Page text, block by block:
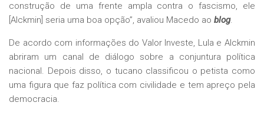
construção de uma frente ampla contra o fascismo, ele
[Alckmin] seria uma boa opção”, avaliou Macedo ao blog.
De acordo com informações do Valor Investe, Lula e Alckmin
abriram um canal de diálogo sobre a conjuntura política
nacional. Depois disso, o tucano classificou o petista como
uma figura que faz política com civilidade e tem apreço pela
democracia.